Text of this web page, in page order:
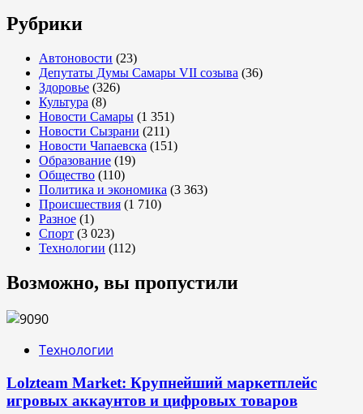
Рубрики
Автоновости (23)
Депутаты Думы Самары VII созыва (36)
Здоровье (326)
Культура (8)
Новости Самары (1 351)
Новости Сызрани (211)
Новости Чапаевска (151)
Образование (19)
Общество (110)
Политика и экономика (3 363)
Происшествия (1 710)
Разное (1)
Спорт (3 023)
Технологии (112)
Возможно, вы пропустили
Технологии
Lolzteam Market: Крупнейший маркетплейс
игровых аккаунтов и цифровых товаров